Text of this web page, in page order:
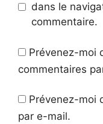
dans le
commentaire.
Prévenez-moi
commentaires
Prévenez-moi
par e-mail.